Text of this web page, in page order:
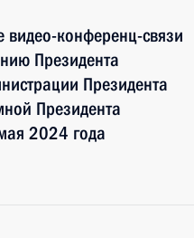
конференц-связи
Президента
Президента
Президента
2024 года